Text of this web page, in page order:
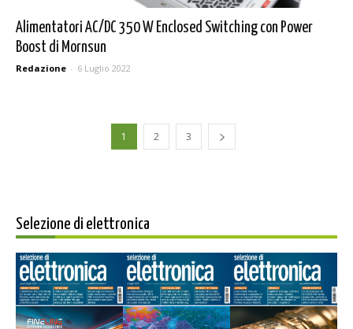
Alimentatori AC/DC 350 W Enclosed Switching con Power
Boost di Mornsun
Redazione - 6 Luglio 2022
1 2 3
Selezione di elettronica